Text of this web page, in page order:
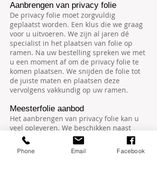
Aanbrengen van privacy folie
De privacy folie moet zorgvuldig
geplaatst worden. Een klus die we graag
voor u uitvoeren. We zijn al jaren dé
specialist in het plaatsen van folie op
ramen. Na uw bestelling spreken we met
u een moment af om de privacy folie te
komen plaatsen. We snijden de folie tot
de juiste maten en plaatsen deze
vervolgens vakkundig op uw ramen.
Meesterfolie aanbod
Het aanbrengen van privacy folie kan u
veel opleveren. We beschikken naast
privacy folie over meer soorten folies
waar u gebruik van kunt maken. U kunt
uw ramen ook voorzien van
zonwerende
Phone Email Facebook